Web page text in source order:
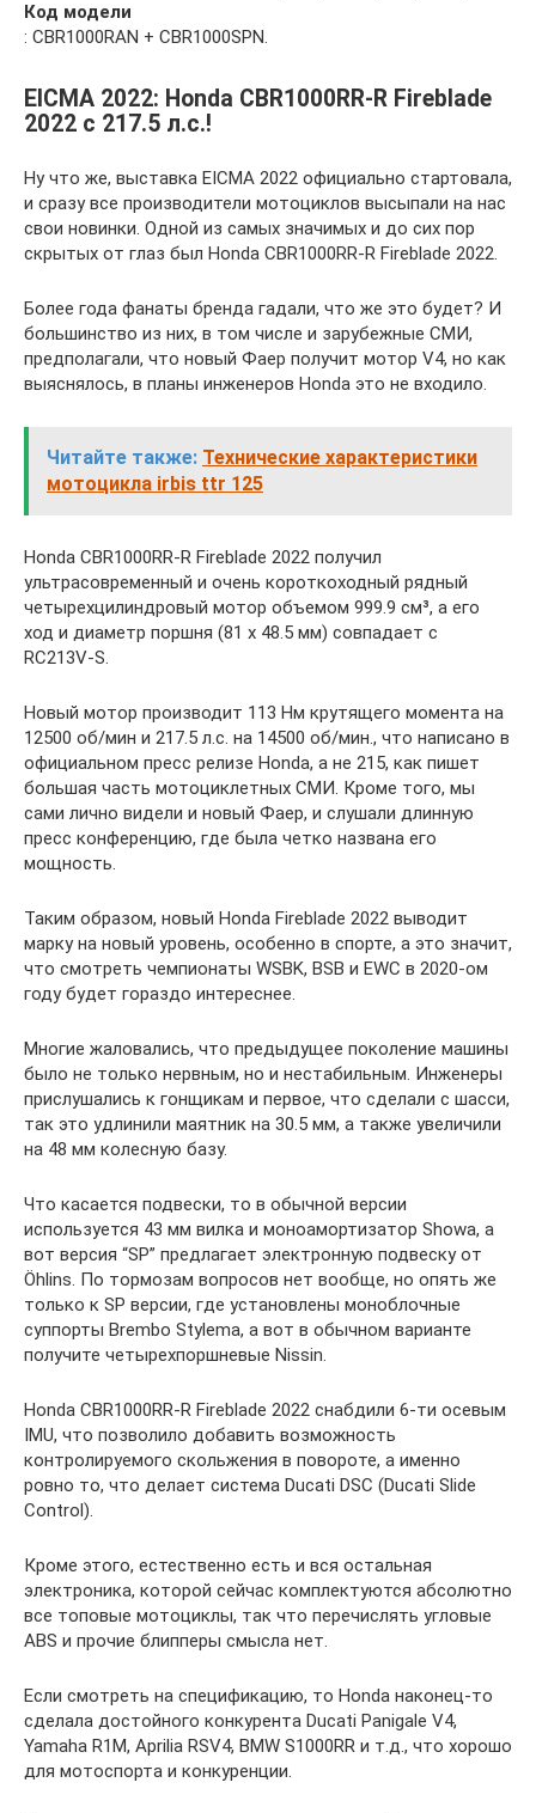
Код модели
: CBR1000RAN + CBR1000SPN.
EICMA 2022: Honda CBR1000RR-R Fireblade
2022 c 217.5 л.с.!
Ну что же, выставка EICMA 2022 официально стартовала,
и сразу все производители мотоциклов высыпали на нас
свои новинки. Одной из самых значимых и до сих пор
скрытых от глаз был Honda CBR1000RR-R Fireblade 2022.
Более года фанаты бренда гадали, что же это будет? И
большинство из них, в том числе и зарубежные СМИ,
предполагали, что новый Фаер получит мотор V4, но как
выяснялось, в планы инженеров Honda это не входило.
Читайте также: Технические характеристики
мотоцикла irbis ttr 125
Honda CBR1000RR-R Fireblade 2022 получил
ультрасовременный и очень короткоходный рядный
четырехцилиндровый мотор объемом 999.9 см³, а его
ход и диаметр поршня (81 x 48.5 мм) совпадает с
RC213V-S.
Новый мотор производит 113 Нм крутящего момента на
12500 об/мин и 217.5 л.с. на 14500 об/мин., что написано в
официальном пресс релизе Honda, а не 215, как пишет
большая часть мотоциклетных СМИ. Кроме того, мы
сами лично видели и новый Фаер, и слушали длинную
пресс конференцию, где была четко названа его
мощность.
Таким образом, новый Honda Fireblade 2022 выводит
марку на новый уровень, особенно в спорте, а это значит,
что смотреть чемпионаты WSBK, BSB и EWC в 2020-ом
году будет гораздо интереснее.
Многие жаловались, что предыдущее поколение машины
было не только нервным, но и нестабильным. Инженеры
прислушались к гонщикам и первое, что сделали с шасси,
так это удлинили маятник на 30.5 мм, а также увеличили
на 48 мм колесную базу.
Что касается подвески, то в обычной версии
используется 43 мм вилка и моноамортизатор Showa, а
вот версия “SP” предлагает электронную подвеску от
Öhlins. По тормозам вопросов нет вообще, но опять же
только к SP версии, где установлены моноблочные
суппорты Brembo Stylema, а вот в обычном варианте
получите четырехпоршневые Nissin.
Honda CBR1000RR-R Fireblade 2022 снабдили 6-ти осевым
IMU, что позволило добавить возможность
контролируемого скольжения в повороте, а именно
ровно то, что делает система Ducati DSC (Ducati Slide
Control).
Кроме этого, естественно есть и вся остальная
электроника, которой сейчас комплектуются абсолютно
все топовые мотоциклы, так что перечислять угловые
ABS и прочие блипперы смысла нет.
Если смотреть на спецификацию, то Honda наконец-то
сделала достойного конкурента Ducati Panigale V4,
Yamaha R1M, Aprilia RSV4, BMW S1000RR и т.д., что хорошо
для мотоспорта и конкуренции.